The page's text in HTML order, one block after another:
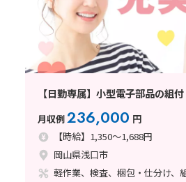
【日勤専属】小型電子部品の組
月収例236,000 円
【時給】1,350～1,688円
岡山県浅口市